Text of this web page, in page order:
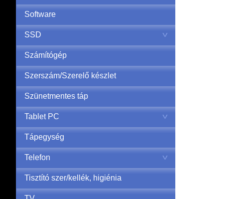
Software
SSD
Számítógép
Szerszám/Szerelő készlet
Szünetmentes táp
Tablet PC
Tápegység
Telefon
Tisztító szer/kellék, higiénia